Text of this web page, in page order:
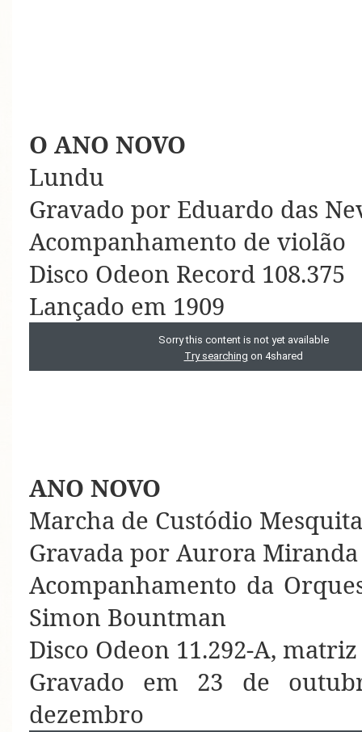
O ANO NOVO
Lundu
Gravado por Eduardo das
Acompanhamento de violão
Disco Odeon Record 108.375
Lançado em 1909
ANO NOVO
Marcha de Custódio
Gravada por Aurora Miranda
Acompanhamento da
Simon Bountman
Disco Odeon 11.292-A, matriz
Gravado em 23 de
dezembro